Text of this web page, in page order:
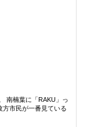
南楠葉に「RAKU」っ
方市民が一番見ている